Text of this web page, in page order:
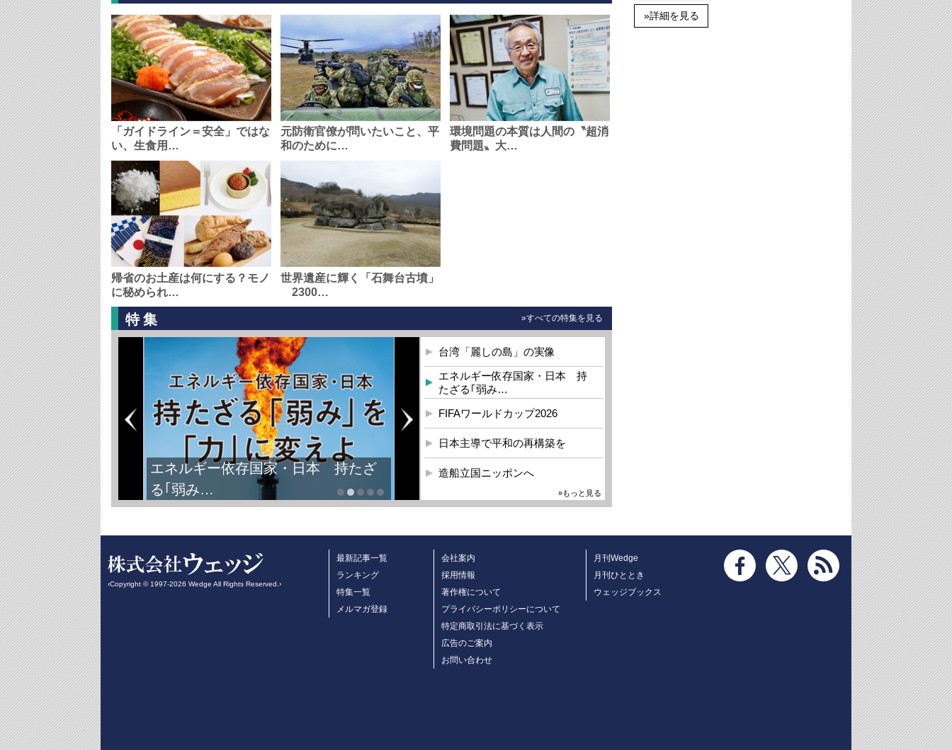
「ガイドライン＝安全」ではな
い、生食用…
元防衛官僚が問いたいこと、平
和のために…
環境問題の本質は人間の〝超消
費問題〟大…
帰省のお土産は何にする？モノ
に秘められ…
世界遺産に輝く「石舞台古墳」
2300…
特集 »すべての特集を見る
エネルギー依存国家・日本 持たざ
る｢弱み…
台湾「麗しの島」の実像
エネルギー依存国家・日本 持
たざる｢弱み…
FIFAワールドカップ2026
日本主導で平和の再構築を
造船立国ニッポンへ
»もっと見る
»詳細を見る
‹Copyright © 1997-2026 Wedge All Rights Reserved.›
最新記事一覧
ランキング
特集一覧
メルマガ登録
会社案内
採用情報
著作権について
プライバシーポリシーについて
特定商取引法に基づく表示
広告のご案内
お問い合わせ
月刊Wedge
月刊ひととき
ウェッジブックス